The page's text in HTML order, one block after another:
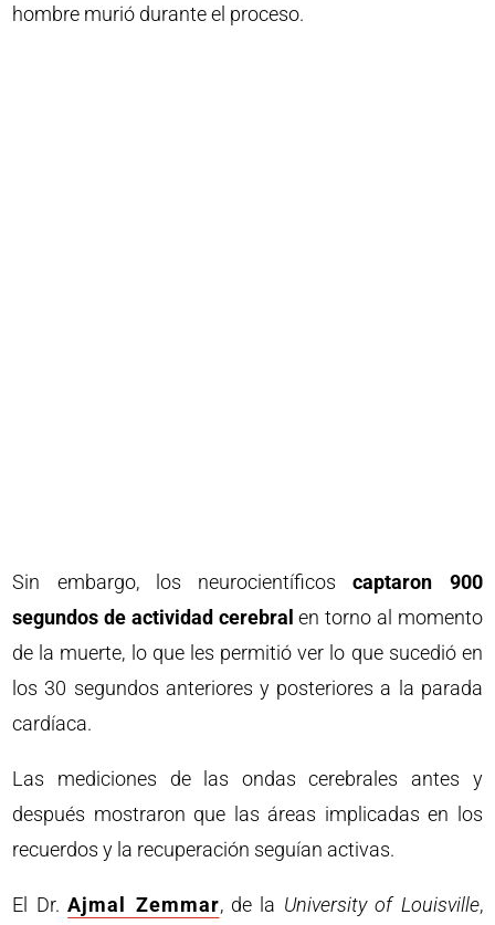
hombre murió durante el proceso.
Sin embargo, los neurocientíficoscaptaron 900
segundos de actividad cerebral en torno al momento
de la muerte, lo que les permitió ver lo que sucedió en
los 30 segundos anteriores y posteriores a la parada
cardíaca.
Las mediciones de las ondas cerebrales antes y
después mostraron que las áreas implicadas en los
recuerdos y la recuperación seguían activas.
El Dr.Ajmal Zemmar, de la University of Louisville,